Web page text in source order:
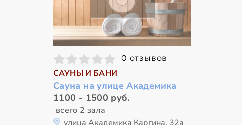
0 отзывов
САУНЫ И БАНИ
Сауна на улице Академика
1100 - 1500 руб.
всего 2 зала